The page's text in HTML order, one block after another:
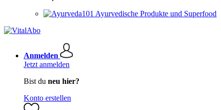
Ayurvedische Produkte und Superfood
Anmelden
Jetzt anmelden
Bist du neu hier?
Konto erstellen